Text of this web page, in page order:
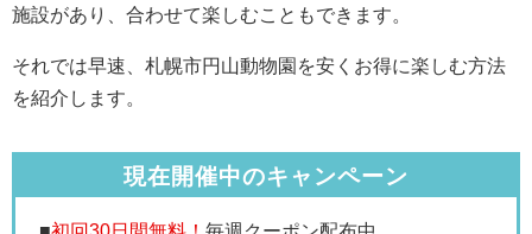
施設があり、合わせて楽しむこともできます。
それでは早速、札幌市円山動物園を安くお得に楽しむ方法
を紹介します。
現在開催中のキャンペーン